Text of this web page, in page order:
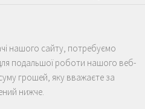
нашого сайту, потребуємо
подальшої роботи нашого веб-
грошей, яку вважаєте за
нижче.